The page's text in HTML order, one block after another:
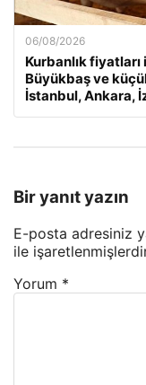
06/08/2026
Kurbanlık
Büyükbaş ve
İstanbul, Ankara,
Bir yanıt yazın
E-posta adresiniz
ile
Yorum *